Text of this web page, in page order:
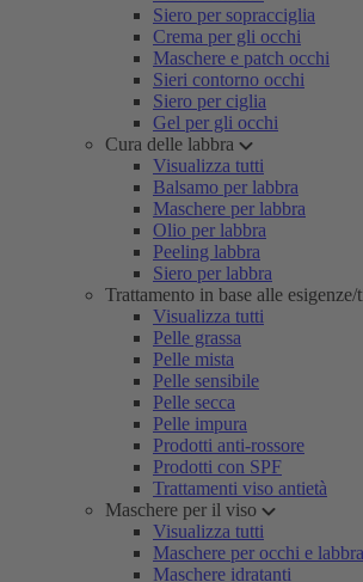
Siero per sopracciglia
Crema per gli occhi
Maschere e patch occhi
Sieri contorno occhi
Siero per ciglia
Gel per gli occhi
Cura delle labbra
Visualizza tutti
Balsamo per labbra
Maschere per labbra
Olio per labbra
Peeling labbra
Siero per labbra
Trattamento in base alle
Visualizza tutti
Pelle grassa
Pelle mista
Pelle sensibile
Pelle secca
Pelle impura
Prodotti anti-rossore
Prodotti con SPF
Trattamenti viso antietà
Maschere per il viso
Visualizza tutti
Maschere per occhi e labbra
Maschere idratanti